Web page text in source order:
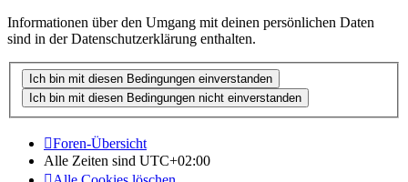
Informationen über den Umgang mit deinen persönlichen Daten
sind in der Datenschutzerklärung enthalten.
Foren-Übersicht
Alle Zeiten sind UTC+02:00